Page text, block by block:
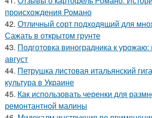
происхождения Романо
42. Отличный сорт подходящий для
Сажать в открытом грунте
43. Подготовка виноградника к урожаю:
август
44. Петрушка листовая итальянский
культура в Украине
45. Как использовать черенки для
ремонтантной малины